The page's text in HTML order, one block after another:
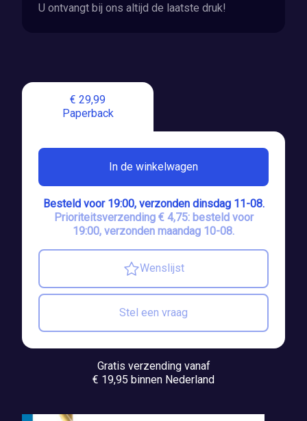
€ 29,99
Paperback
In de winkelwagen
Besteld voor 19:00, verzonden dinsdag 11-08.
Prioriteitsverzending € 4,75: besteld voor
19:00, verzonden maandag 10-08.
Wenslijst
Stel een vraag
Gratis verzending vanaf
€ 19,95 binnen Nederland
U ontvangt bij ons altijd de laatste druk!